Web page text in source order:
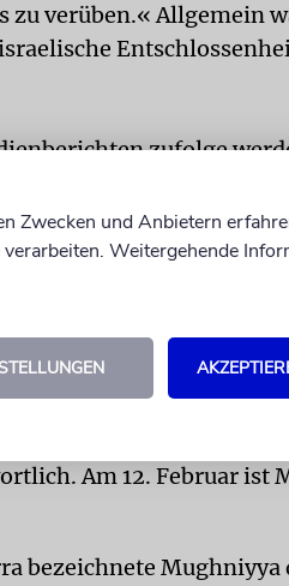
verüben.« Allgemein
zufolge
befürchtet. Aber
Griechenland werden
dass sich Iran und die
wollen. Der
Am 12. Februar ist
bezeichnete Mughniyya
Zwecken und Anbietern
Weitergehende